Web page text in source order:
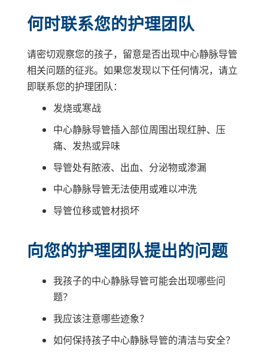
何时联系您的护理团队
请密切观察您的孩子，留意是否出现中心静脉导管
相关问题的征兆。如果您发现以下任何情况，请立
即联系您的护理团队：
发烧或寒战
中心静脉导管插入部位周围出现红肿、压
痛、发热或异味
导管处有脓液、出血、分泌物或渗漏
中心静脉导管无法使用或难以冲洗
导管位移或管材损坏
向您的护理团队提出的问题
我孩子的中心静脉导管可能会出现哪些问
题？
我应该注意哪些迹象？
如何保持孩子中心静脉导管的清洁与安全？